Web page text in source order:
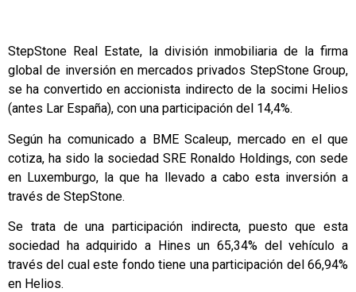
StepStone Real Estate, la división inmobiliaria de la firma
global de inversión en mercados privados StepStone Group,
se ha convertido en accionista indirecto de la socimi Helios
(antes Lar España), con una participación del 14,4%.
Según ha comunicado a BME Scaleup, mercado en el que
cotiza, ha sido la sociedad SRE Ronaldo Holdings, con sede
en Luxemburgo, la que ha llevado a cabo esta inversión a
través de StepStone.
Se trata de una participación indirecta, puesto que esta
sociedad ha adquirido a Hines un 65,34% del vehículo a
través del cual este fondo tiene una participación del 66,94%
en Helios.